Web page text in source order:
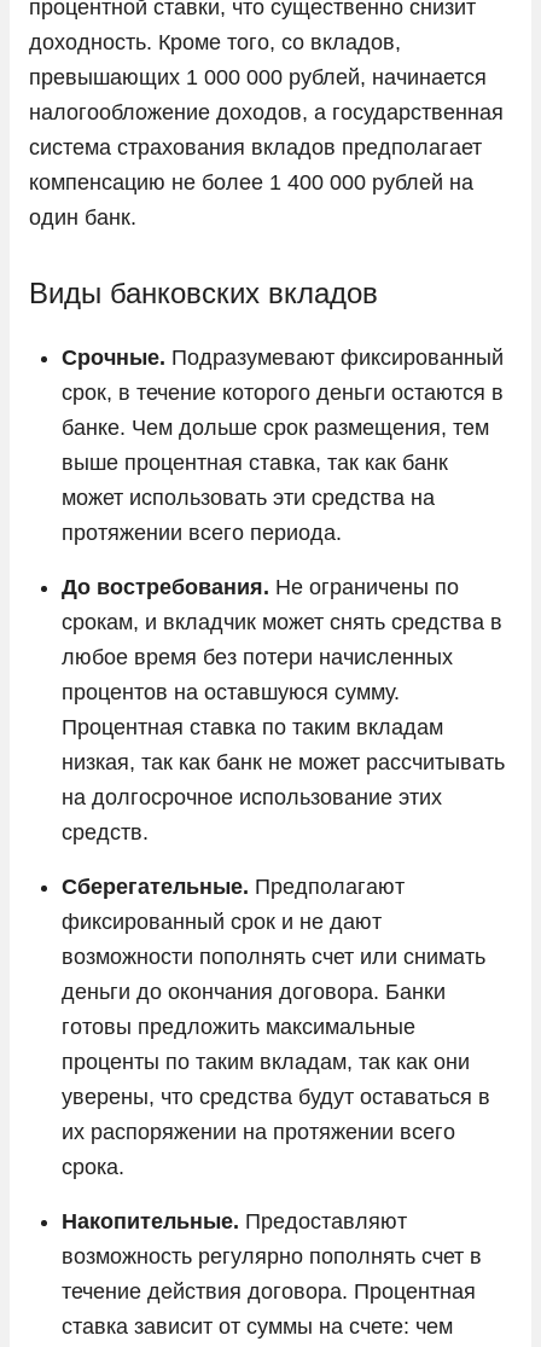
процентной ставки, что существенно снизит
доходность. Кроме того, со вкладов,
превышающих 1 000 000 рублей, начинается
налогообложение доходов, а государственная
система страхования вкладов предполагает
компенсацию не более 1 400 000 рублей на
один банк.
Виды банковских вкладов
Срочные. Подразумевают фиксированный
срок, в течение которого деньги остаются в
банке. Чем дольше срок размещения, тем
выше процентная ставка, так как банк
может использовать эти средства на
протяжении всего периода.
До востребования. Не ограничены по
срокам, и вкладчик может снять средства в
любое время без потери начисленных
процентов на оставшуюся сумму.
Процентная ставка по таким вкладам
низкая, так как банк не может рассчитывать
на долгосрочное использование этих
средств.
Сберегательные. Предполагают
фиксированный срок и не дают
возможности пополнять счет или снимать
деньги до окончания договора. Банки
готовы предложить максимальные
проценты по таким вкладам, так как они
уверены, что средства будут оставаться в
их распоряжении на протяжении всего
срока.
Накопительные. Предоставляют
возможность регулярно пополнять счет в
течение действия договора. Процентная
ставка зависит от суммы на счете: чем